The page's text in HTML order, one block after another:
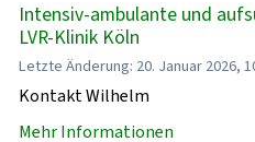
Intensiv-ambulante und
LVR-Klinik Köln
Letzte Änderung: 20. Januar 2026,
Kontakt Wilhelm
Mehr Informationen